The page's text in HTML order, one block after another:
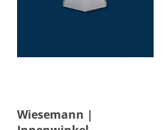
Wiesemann |